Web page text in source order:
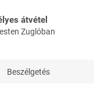
átvétel
Zuglóban
Beszélgetés